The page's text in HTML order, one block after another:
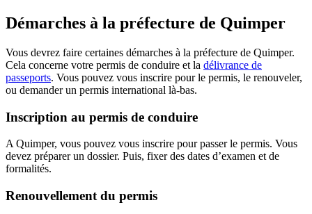
Démarches à la préfecture de Quimper
Vous devrez faire certaines démarches à la préfecture de Quimper.
Cela concerne votre permis de conduire et la délivrance de
passeports. Vous pouvez vous inscrire pour le permis, le renouveler,
ou demander un permis international là-bas.
Inscription au permis de conduire
A Quimper, vous pouvez vous inscrire pour passer le permis. Vous
devez préparer un dossier. Puis, fixer des dates d’examen et de
formalités.
Renouvellement du permis